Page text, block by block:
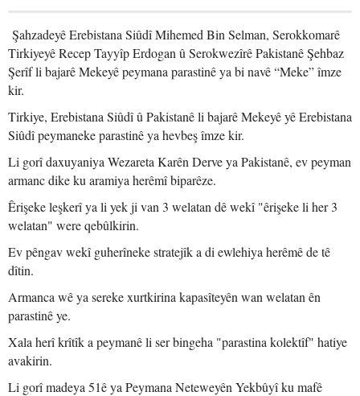
Şahzadeyê Erebistana Siûdî Mihemed Bin Selman, Serokkomarê
Tirkiyeyê Recep Tayyîp Erdogan û Serokwezîrê Pakistanê Şehbaz
Şerîf li bajarê Mekeyê peymana parastinê ya bi navê “Meke” îmze
kir.
Tirkiye, Erebistana Siûdî û Pakistanê li bajarê Mekeyê yê Erebistana
Siûdî peymaneke parastinê ya hevbeş îmze kir.
Li gorî daxuyaniya Wezareta Karên Derve ya Pakistanê, ev peyman
armanc dike ku aramiya herêmî biparêze.
Êrişeke leşkerî ya li yek ji van 3 welatan dê wekî "êrişeke li her 3
welatan" were qebûlkirin.
Ev pêngav wekî guherîneke stratejîk a di ewlehiya herêmê de tê
dîtin.
Armanca wê ya sereke xurtkirina kapasîteyên wan welatan ên
parastinê ye.
Xala herî krîtîk a peymanê li ser bingeha "parastina kolektîf" hatiye
avakirin.
Li gorî madeya 51ê ya Peymana Neteweyên Yekbûyî ku mafê